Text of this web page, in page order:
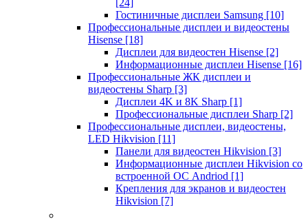
[24]
Гостиничные дисплеи Samsung [10]
Профессиональные дисплеи и видеостены
Hisense [18]
Дисплеи для видеостен Hisense [2]
Информационные дисплеи Hisense [16]
Профессиональные ЖК дисплеи и
видеостены Sharp [3]
Дисплеи 4K и 8K Sharp [1]
Профессиональные дисплеи Sharp [2]
Профессиональные дисплеи, видеостены,
LED Hikvision [11]
Панели для видеостен Hikvision [3]
Информационные дисплеи Hikvision со
встроенной ОС Andriod [1]
Крепления для экранов и видеостен
Hikvision [7]